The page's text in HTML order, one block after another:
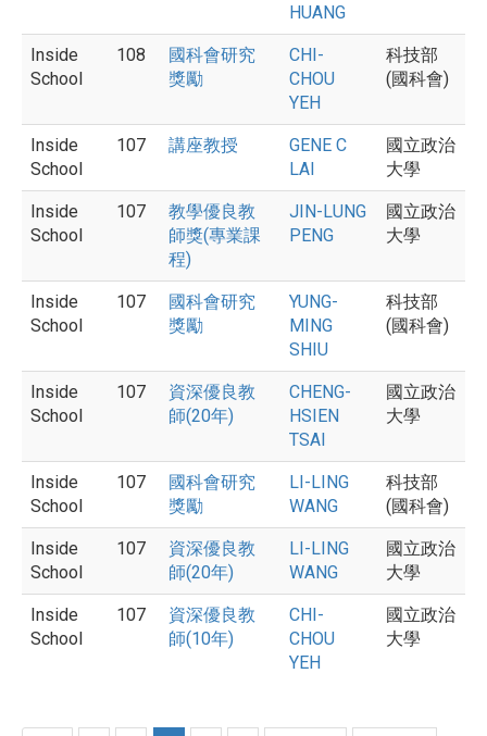
HUANG
Inside
School
108
國科會研究
獎勵
CHI-
CHOU
YEH
科技部
(國科會)
Inside
School
107 講座教授
GENE C
LAI
國立政治
大學
Inside
School
107
教學優良教
師獎(專業課
程)
JIN-LUNG
PENG
國立政治
大學
Inside
School
107
國科會研究
獎勵
YUNG-
MING
SHIU
科技部
(國科會)
Inside
School
107
資深優良教
師(20年)
CHENG-
HSIEN
TSAI
國立政治
大學
Inside
School
107
國科會研究
獎勵
LI-LING
WANG
科技部
(國科會)
Inside
School
107
資深優良教
師(20年)
LI-LING
WANG
國立政治
大學
Inside
School
107
資深優良教
師(10年)
CHI-
CHOU
YEH
國立政治
大學